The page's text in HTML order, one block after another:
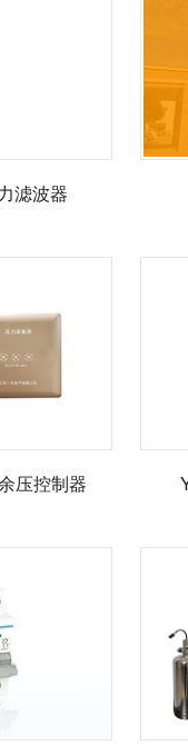
滤波器
压控制器